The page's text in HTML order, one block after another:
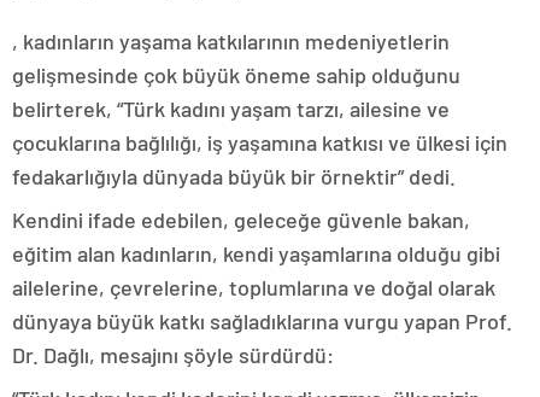
unterkotzau.de/css/ohne/index.html%3Fp=81.html
, kadınların yaşama katkılarının medeniyetlerin
gelişmesinde çok büyük öneme sahip olduğunu
belirterek, “Türk kadını yaşam tarzı, ailesine ve
çocuklarına bağlılığı, iş yaşamına katkısı ve ülkesi için
fedakarlığıyla dünyada büyük bir örnektir” dedi.
Kendini ifade edebilen, geleceğe güvenle bakan,
eğitim alan kadınların, kendi yaşamlarına olduğu gibi
ailelerine, çevrelerine, toplumlarına ve doğal olarak
dünyaya büyük katkı sağladıklarına vurgu yapan Prof.
Dr. Dağlı, mesajını şöyle sürdürdü: